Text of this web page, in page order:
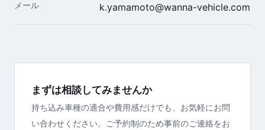
メール k.yamamoto@wanna-vehicle.com
まずは相談してみませんか
持ち込み車種の適合や費用感だけでも、お気軽にお問
い合わせください。ご予約制のため事前のご連絡をお